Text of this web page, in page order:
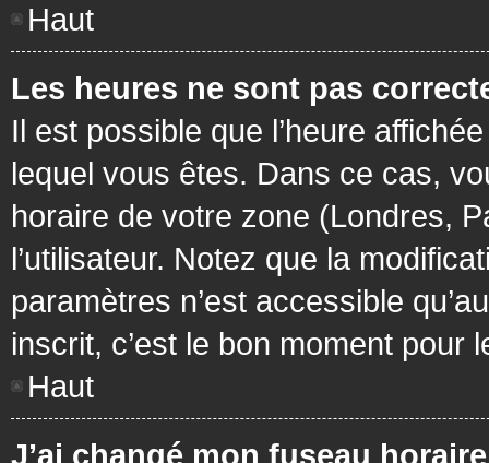
Haut
Les heures ne sont pas
Il est possible que l’heure
lequel vous êtes. Dans ce cas,
horaire de votre zone (Londres,
l’utilisateur. Notez que la
paramètres n’est accessible
inscrit, c’est le bon moment pour
Haut
J’ai changé mon fuseau